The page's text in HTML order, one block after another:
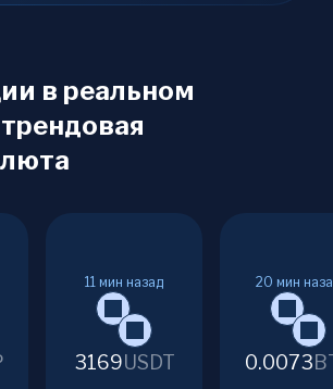
в реальном
11 мин назад
3169USDT
20 мин
0.0073